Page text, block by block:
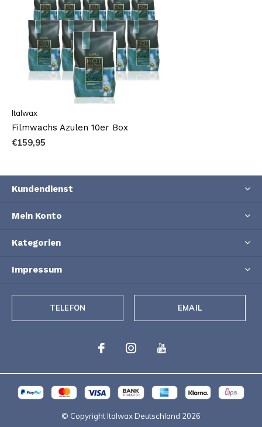
Italwax
Filmwachs Azulen 10er Box
€159,95
Kundendienst
Mein Konto
Kategorien
Impressum
TELEFON EMAIL
© Copyright Italwax Deutschland 2026